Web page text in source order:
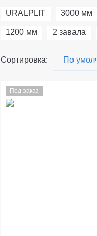
URALPLIT 3000 мм
1200 мм 2 завала
Сортировка:
Под заказ